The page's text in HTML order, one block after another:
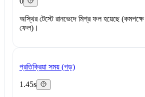
অস্থির টেস্টে রানভেদে মিশ্র ফল হয়েছে
ফেল)।
প্রতিক্রিয়া সময় (গড়)
1.45s